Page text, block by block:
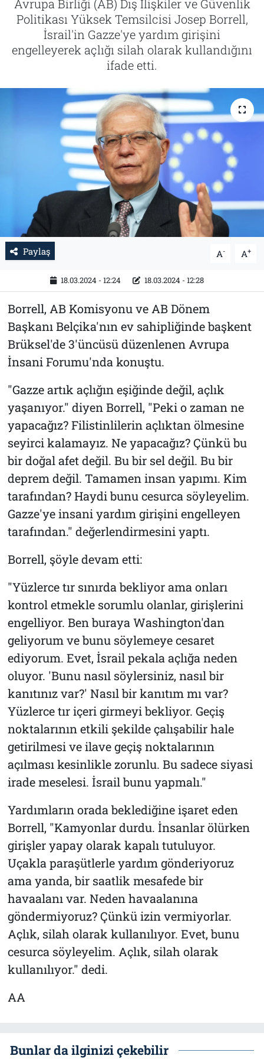
Avrupa Birliği (AB) Dış İlişkiler ve Güvenlik
Politikası Yüksek Temsilcisi Josep Borrell,
İsrail'in Gazze'ye yardım girişini
engelleyerek açlığı silah olarak kullandığını
ifade etti.
Paylaş A- A+
18.03.2024 - 12:24 18.03.2024 - 12:28
Borrell, AB Komisyonu ve AB Dönem
Başkanı Belçika'nın ev sahipliğinde başkent
Brüksel'de 3'üncüsü düzenlenen Avrupa
İnsani Forumu'nda konuştu.
"Gazze artık açlığın eşiğinde değil, açlık
yaşanıyor." diyen Borrell, "Peki o zaman ne
yapacağız? Filistinlilerin açlıktan ölmesine
seyirci kalamayız. Ne yapacağız? Çünkü bu
bir doğal afet değil. Bu bir sel değil. Bu bir
deprem değil. Tamamen insan yapımı. Kim
tarafından? Haydi bunu cesurca söyleyelim.
Gazze'ye insani yardım girişini engelleyen
tarafından." değerlendirmesini yaptı.
Borrell, şöyle devam etti:
"Yüzlerce tır sınırda bekliyor ama onları
kontrol etmekle sorumlu olanlar, girişlerini
engelliyor. Ben buraya Washington'dan
geliyorum ve bunu söylemeye cesaret
ediyorum. Evet, İsrail pekala açlığa neden
oluyor. 'Bunu nasıl söylersiniz, nasıl bir
kanıtınız var?' Nasıl bir kanıtım mı var?
Yüzlerce tır içeri girmeyi bekliyor. Geçiş
noktalarının etkili şekilde çalışabilir hale
getirilmesi ve ilave geçiş noktalarının
açılması kesinlikle zorunlu. Bu sadece siyasi
irade meselesi. İsrail bunu yapmalı."
Yardımların orada beklediğine işaret eden
Borrell, "Kamyonlar durdu. İnsanlar ölürken
girişler yapay olarak kapalı tutuluyor.
Uçakla paraşütlerle yardım gönderiyoruz
ama yanda, bir saatlik mesafede bir
havaalanı var. Neden havaalanına
göndermiyoruz? Çünkü izin vermiyorlar.
Açlık, silah olarak kullanılıyor. Evet, bunu
cesurca söyleyelim. Açlık, silah olarak
kullanılıyor." dedi.
AA
Bunlar da ilginizi çekebilir
Tarih
İletişim
Künye